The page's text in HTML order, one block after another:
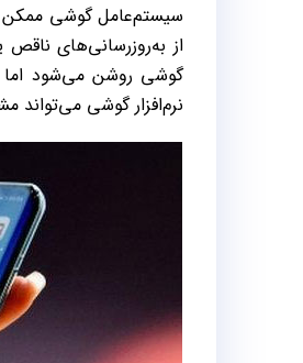
سیستم‌عامل گوشی ممکن
از به‌روزرسانی‌های
گوشی روشن می‌شود
نرم‌افزار گوشی